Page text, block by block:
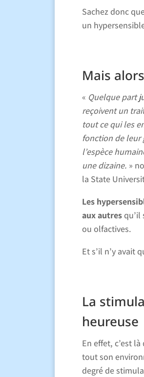
Sachez donc
un
Mais
« Quelque part
reçoivent un
tout ce qui les
fonction de leur
l’espèce
une dizaine. »
la State
Les
aux autres qu’il
ou olfactives.
Et s’il n’y avait
La
heureuse
En effet, c’est
tout son
degré de